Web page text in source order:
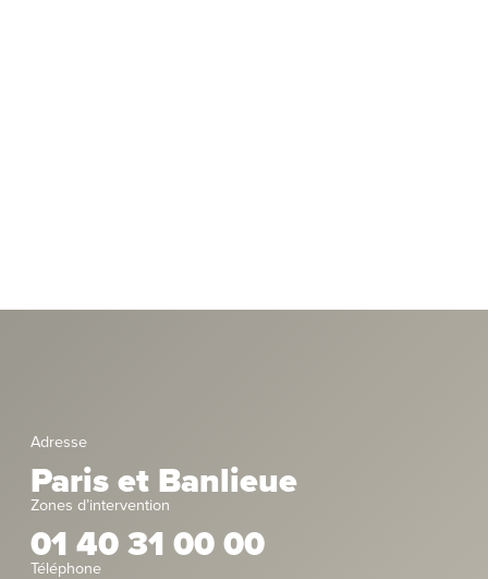
Adresse
Paris et Banlieue
Zones d’intervention
01 40 31 00 00
Téléphone